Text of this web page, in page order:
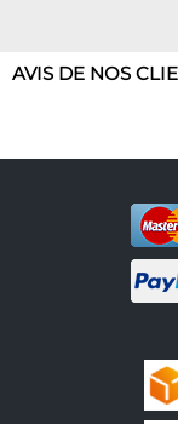
AVIS DE NOS